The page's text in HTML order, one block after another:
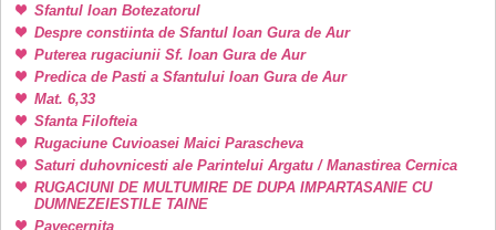
Sfantul Ioan Botezatorul
Despre constiinta de Sfantul Ioan Gura de Aur
Puterea rugaciunii Sf. Ioan Gura de Aur
Predica de Pasti a Sfantului Ioan Gura de Aur
Mat. 6,33
Sfanta Filofteia
Rugaciune Cuvioasei Maici Parascheva
Saturi duhovnicesti ale Parintelui Argatu / Manastirea Cernica
RUGACIUNI DE MULTUMIRE DE DUPA IMPARTASANIE CU
DUMNEZEIESTILE TAINE
Pavecernita